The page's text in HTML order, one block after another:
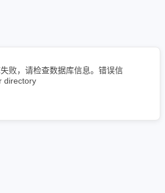
败，请检查数据库信息。错误信
directory